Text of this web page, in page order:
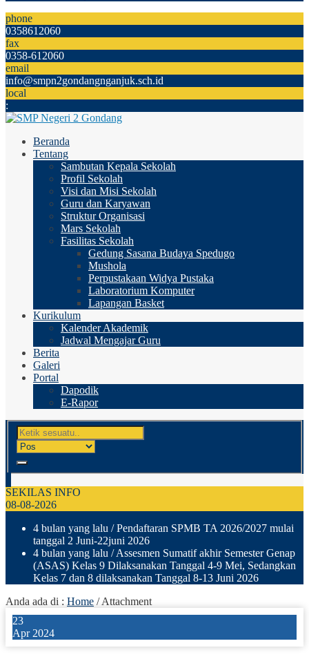
phone
0358612060
fax
0358-612060
email
info@smpn2gondangnganjuk.sch.id
local
:
Beranda
Tentang
Sambutan Kepala Sekolah
Profil Sekolah
Visi dan Misi Sekolah
Guru dan Karyawan
Struktur Organisasi
Mars Sekolah
Fasilitas Sekolah
Gedung Sasana Budaya Spedugo
Mushola
Perpustakaan Widya Pustaka
Laboratorium Komputer
Lapangan Basket
Kurikulum
Kalender Akademik
Jadwal Mengajar Guru
Berita
Galeri
Portal
Dapodik
E-Rapor
SEKILAS INFO
08-08-2026
4 bulan yang lalu / Pendaftaran SPMB TA 2026/2027 mulai
tanggal 2 Juni-22juni 2026
4 bulan yang lalu / Assesmen Sumatif akhir Semester Genap
(ASAS) Kelas 9 Dilaksanakan Tanggal 4-9 Mei, Sedangkan
Kelas 7 dan 8 dilaksanakan Tanggal 8-13 Juni 2026
Anda ada di : Home / Attachment
23
Apr 2024